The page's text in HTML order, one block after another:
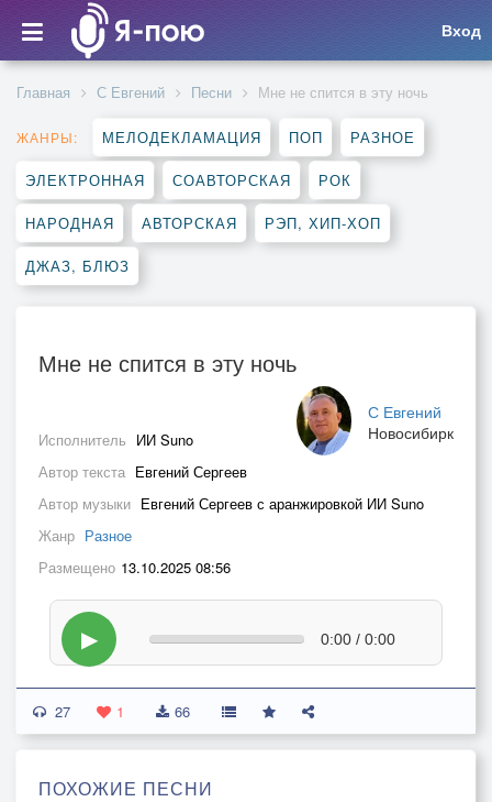
Вход
Главная С Евгений Песни Мне не спится в эту ночь
ЖАНРЫ: МЕЛОДЕКЛАМАЦИЯ ПОП РАЗНОЕ
ЭЛЕКТРОННАЯ СОАВТОРСКАЯ РОК
НАРОДНАЯ АВТОРСКАЯ РЭП, ХИП-ХОП
ДЖАЗ, БЛЮЗ
Мне не спится в эту ночь
С Евгений
Новосибирк
Исполнитель ИИ Suno
Автор текста Евгений Сергеев
Автор музыки Евгений Сергеев с аранжировкой ИИ Suno
Жанр Разное
Размещено 13.10.2025 08:56
▶ 0:00 / 0:00
27 1 66
ПОХОЖИЕ ПЕСНИ